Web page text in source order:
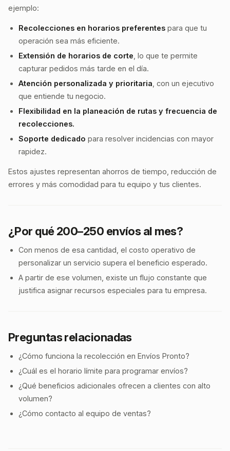
ejemplo:
Recolecciones en horarios preferentes para que tu
operación sea más eficiente.
Extensión de horarios de corte , lo que te permite
capturar pedidos más tarde en el día.
Atención personalizada y prioritaria , con un ejecutivo
que entiende tu negocio.
Flexibilidad en la planeación de rutas y frecuencia de
recolecciones.
Soporte dedicado para resolver incidencias con mayor
rapidez.
Estos ajustes representan ahorros de tiempo, reducción de
errores y más comodidad para tu equipo y tus clientes.
¿Por qué 200–250 envíos al mes?
Con menos de esa cantidad, el costo operativo de
personalizar un servicio supera el beneficio esperado.
A partir de ese volumen, existe un flujo constante que
justifica asignar recursos especiales para tu empresa.
Preguntas relacionadas
¿Cómo funciona la recolección en Envíos Pronto?
¿Cuál es el horario límite para programar envíos?
¿Qué beneficios adicionales ofrecen a clientes con alto
volumen?
¿Cómo contacto al equipo de ventas?